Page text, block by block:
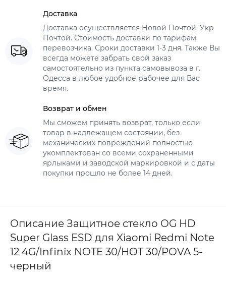
Доставка
Доставка осуществляется Новой Почтой, Укр
Почтой. Стоимость доставки по тарифам
перевозчика. Сроки доставки 1-3 дня. Также Вы
всегда можете забрать свой заказ
самостоятельно из пункта самовывоза в г.
Одесса в любое удобное рабочее для Вас
время.
Возврат и обмен
Мы сможем принять возврат, только если
товар в надлежащем состоянии, без
механических повреждений полностью
укомплектован со всеми сохраненными
ярлыками и заводской маркировкой и с даты
покупки прошло не более 14 дней.
Описание Защитное стекло OG HD
Super Glass ESD для Xiaomi Redmi Note
12 4G/Infinix NOTE 30/HOT 30/POVA 5-
черный